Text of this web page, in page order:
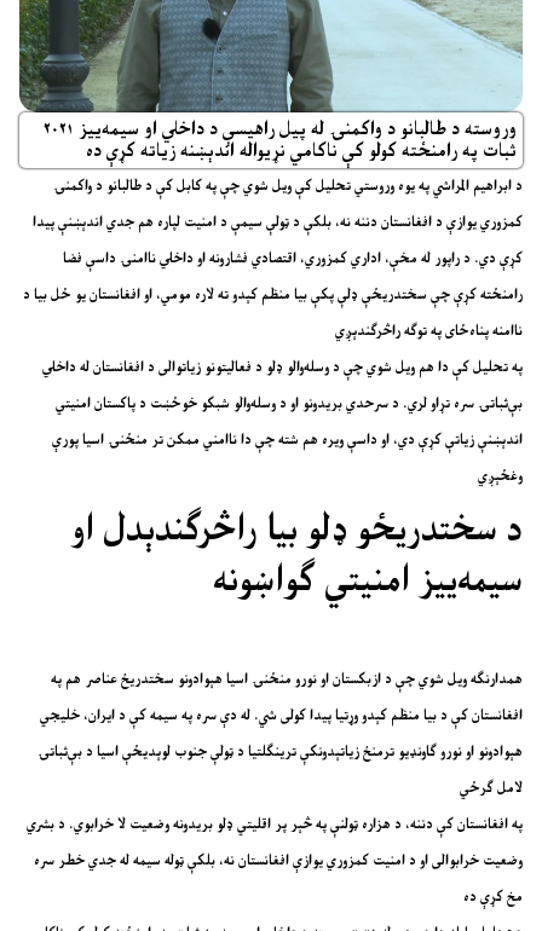
۲۰۲۱ وروسته د طالبانو د واکمنۍ له پیل راهیسې د داخلي او سیمه‌ییز
ثبات په رامنځته کولو کې ناکامي نړیواله اندېښنه زیاته کړې ده
د ابراهیم المراشي په یوه وروستي تحلیل کې ویل شوي چې په کابل کې د طالبانو د واکمنۍ
کمزوري یوازې د افغانستان دننه نه، بلکې د ټولې سیمې د امنیت لپاره هم جدي اندېښنې پیدا
کړې دي. د راپور له مخې، اداري کمزوري، اقتصادي فشارونه او داخلي ناامنۍ داسې فضا
رامنځته کړې چې سختدریځې ډلې پکې بیا منظم کېدو ته لاره مومي، او افغانستان یو ځل بیا د
ناامنه پناه‌ځای په توګه راڅرګندېږي
په تحلیل کې دا هم ویل شوي چې د وسله‌والو ډلو د فعالیتونو زیاتوالی د افغانستان له داخلي
بې‌ثباتۍ سره تړاو لري. د سرحدي بریدونو او د وسله‌والو شبکو خوځښت د پاکستان امنیتي
اندېښنې زیاتې کړې دي، او داسې ویره هم شته چې دا ناامني ممکن تر منځنۍ اسیا پورې
وغځېږي
د سختدریځو ډلو بیا راڅرګندېدل او
سیمه‌ییز امنیتي ګواښونه
همدارنګه ویل شوي چې د ازبکستان او نورو منځنۍ اسیا هېوادونو سختدریځ عناصر هم په
افغانستان کې د بیا منظم کېدو وړتیا پیدا کولی شي. له دې سره په سیمه کې د ایران، خلیجي
هېوادونو او نورو ګاونډیو ترمنځ زیاتېدونکې ترینګلتیا د ټولې جنوب لوېدیځې اسیا د بې‌ثباتۍ
لامل ګرځي
په افغانستان کې دننه، د هزاره ټولنې په څېر پر اقلیتي ډلو بریدونه وضعیت لا خرابوي. د بشري
وضعیت خرابوالی او د امنیت کمزوري یوازې افغانستان نه، بلکې ټوله سیمه له جدي خطر سره
مخ کړې ده